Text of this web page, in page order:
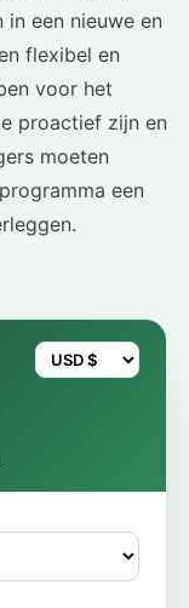
een nieuwe en
flexibel en
voor het
proactief zijn en
moeten
een